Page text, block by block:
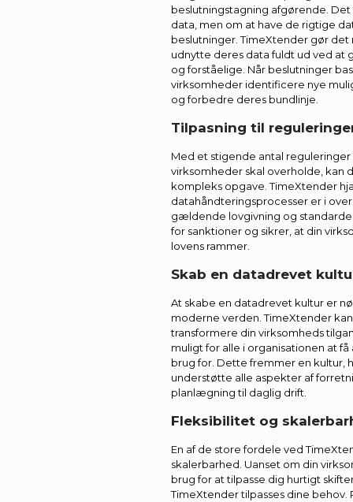
beslutningstagning afgørende.
data, men om at have de rigtige
beslutninger. TimeXtender gør
udnytte deres data fuldt ud ved
og forståelige. Når beslutninger
virksomheder identificere nye
og forbedre deres bundlinje.
Tilpasning til
Med et stigende antal
virksomheder skal overholde, kan
kompleks opgave. TimeXtender
datahåndteringsprocesser er i
gældende lovgivning og
for sanktioner og sikrer, at din
lovens rammer.
Skab en datadrevet
At skabe en datadrevet kultur er
moderne verden. TimeXtender
transformere din virksomheds
muligt for alle i organisationen at
brug for. Dette fremmer en kultur,
understøtte alle aspekter af
planlægning til daglig drift.
Fleksibilitet og
En af de store fordele ved
skalerbarhed. Uanset om din
brug for at tilpasse dig hurtigt
TimeXtender tilpasses dine